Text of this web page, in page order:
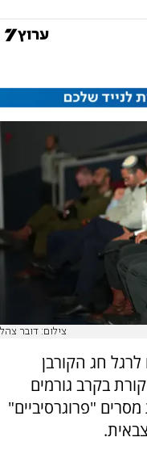
צילום: דובר צהל
חג הקורבן
בקרב גורמים
"פרוגרסיביים"